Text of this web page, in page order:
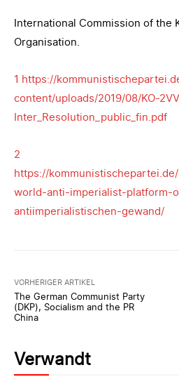
International Commission of the
Organisation.
1 https://
content/uploads/2019/08/KO-
Inter_Resolution_public_fin.pdf
2
https://
world-anti-imperialist-platform-
antiimperialistischen-gewand/
VORHERIGER ARTIKEL
The German Communist Party
(DKP), Socialism and the PR
China
Verwandt